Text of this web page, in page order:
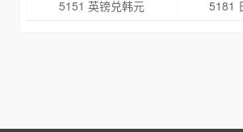
5151 英镑兑韩元
5181